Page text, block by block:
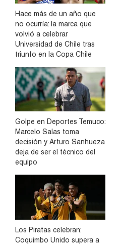
Hace más de un año que
no ocurría: la marca que
volvió a celebrar
Universidad de Chile tras
triunfo en la Copa Chile
Golpe en Deportes Temuco:
Marcelo Salas toma
decisión y Arturo Sanhueza
deja de ser el técnico del
equipo
Los Piratas celebran:
Coquimbo Unido supera a